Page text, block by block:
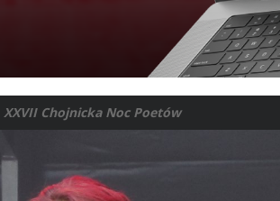
XXVII Chojnicka Noc Poetów